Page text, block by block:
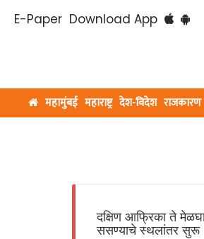
E-Paper Download App
महामुंबई महाराष्ट्र देश-विदेश राजकारण
दक्षिण आफ्रिका ते
ससण्याचे स्थलांतर सुरू